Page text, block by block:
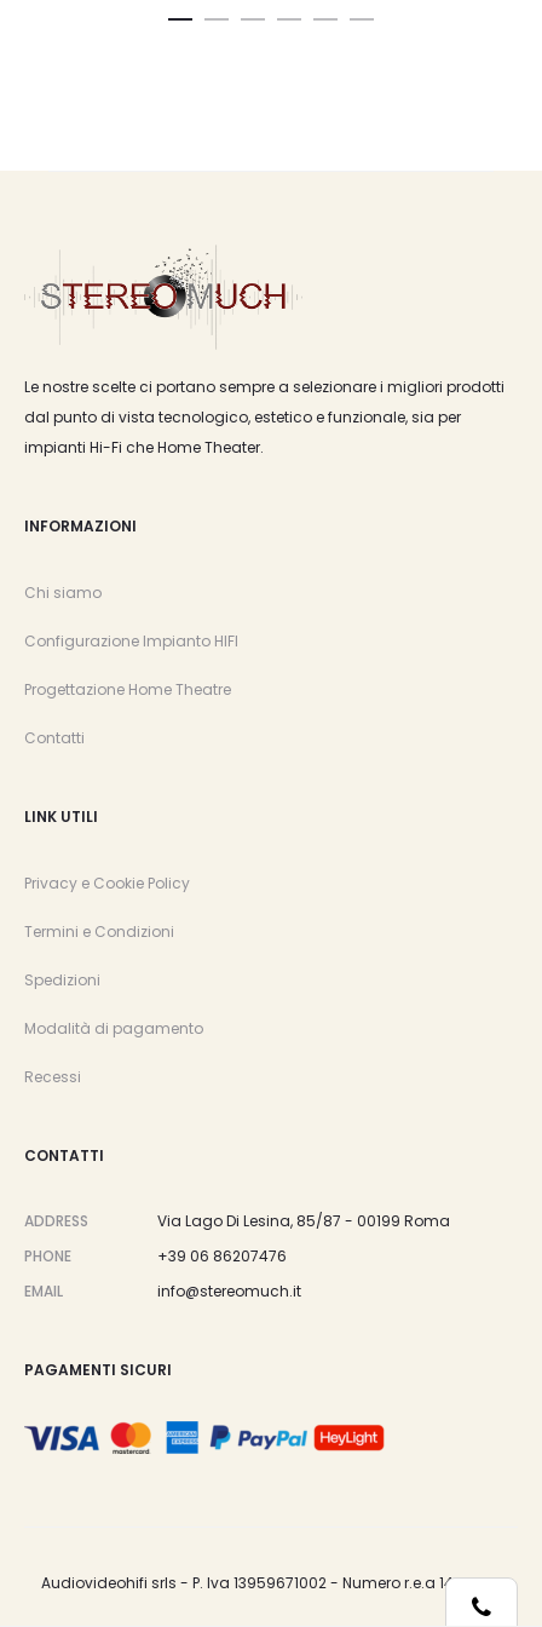
Le nostre scelte ci portano sempre a selezionare i migliori prodotti
dal punto di vista tecnologico, estetico e funzionale, sia per
impianti Hi-Fi che Home Theater.
INFORMAZIONI
Chi siamo
Configurazione Impianto HIFI
Progettazione Home Theatre
Contatti
LINK UTILI
Privacy e Cookie Policy
Termini e Condizioni
Spedizioni
Modalità di pagamento
Recessi
CONTATTI
ADDRESS
Via Lago Di Lesina, 85/87 - 00199 Roma
PHONE
+39 06 86207476
EMAIL
info@stereomuch.it
PAGAMENTI SICURI
Audiovideohifi srls - P. Iva 13959671002 - Numero r.e.a 1487033.